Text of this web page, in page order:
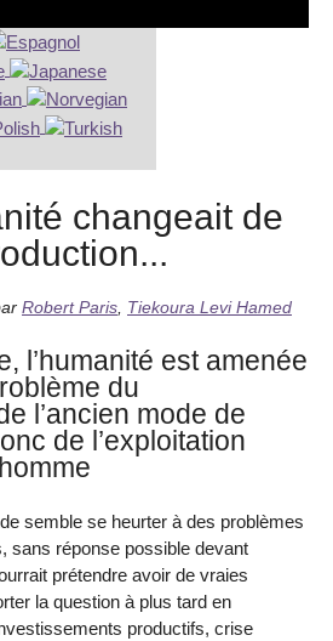
changeait de
Robert Paris Tiekoura Levi Hamed
l’humanité est amenée
du
l’ancien mode de
de l’exploitation
semble se heurter à des problèmes
sans réponse possible devant
prétendre avoir de vraies
la question à plus tard en
productifs, crise